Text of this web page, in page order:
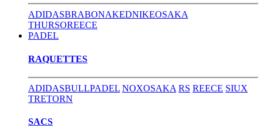
ADIDASBRABONAKEDNIKEOSAKA
THURSOREECE
PADEL
RAQUETTES
ADIDASBULLPADEL NOXOSAKA RS REECE SIUX
TRETORN
SACS